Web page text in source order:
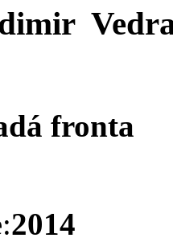
fronta
2014